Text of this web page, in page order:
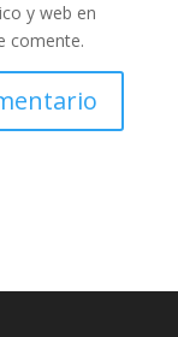
y web en
comente.